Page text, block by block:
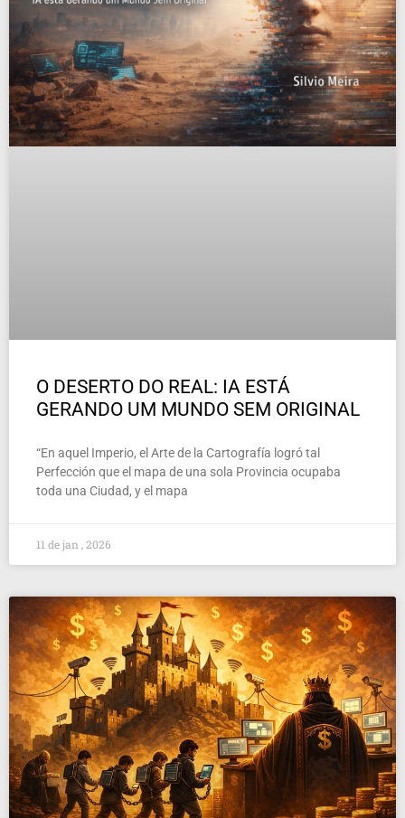
O DESERTO DO REAL: IA ESTÁ
GERANDO UM MUNDO SEM ORIGINAL
“En aquel Imperio, el Arte de la Cartografía logró tal
Perfección que el mapa de una sola Provincia ocupaba
toda una Ciudad, y el mapa
11 de jan , 2026